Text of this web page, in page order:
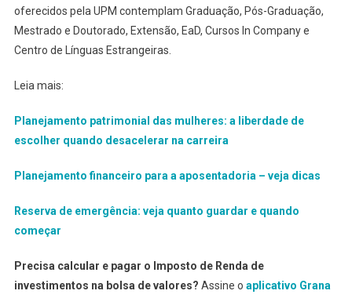
oferecidos pela UPM contemplam Graduação, Pós-Graduação,
Mestrado e Doutorado, Extensão, EaD, Cursos In Company e
Centro de Línguas Estrangeiras.
Leia mais:
Planejamento patrimonial das mulheres: a liberdade de
escolher quando desacelerar na carreira
Planejamento financeiro para a aposentadoria – veja dicas
Reserva de emergência: veja quanto guardar e quando
começar
Precisa calcular e pagar o Imposto de Renda de
investimentos na bolsa de valores? Assine o aplicativo Grana